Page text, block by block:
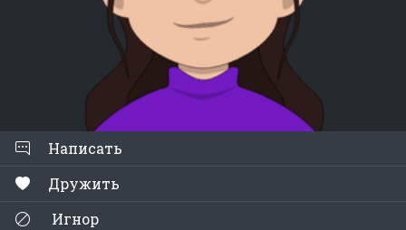
Написать
Дружить
Игнор